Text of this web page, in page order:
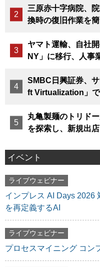
三原赤十字病院、
換時の復旧作業を
ヤマト運輸、自社
NY」に移行、人事
SMBC日興証券、
ft Virtualization」
丸亀製麺のトリド
を探索し、新規出
イベント
ライブウェビナー
インプレス AI Days 2026
を再定義するAI
ライブウェビナー
プロセスマイニング コン